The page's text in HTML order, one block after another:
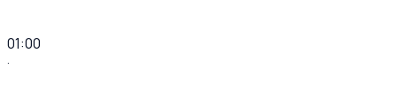
01:00
·